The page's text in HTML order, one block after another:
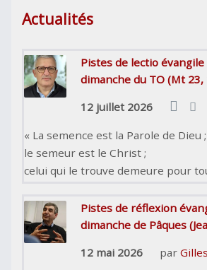
Actualités
Pistes de lectio
dimanche du TO (Mt 23,
12 juillet 2026
« La semence est la Parole de Dieu ;
le semeur est le Christ ;
celui qui le trouve demeure pour
Pistes de réflexion
dimanche de Pâques
12 mai 2026
par